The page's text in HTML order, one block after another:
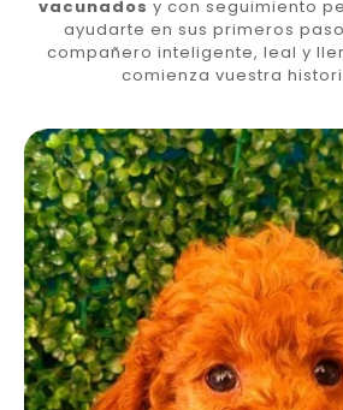
vacunados y con seguimiento
ayudarte en sus primeros
compañero inteligente, leal y
comienza vuestra